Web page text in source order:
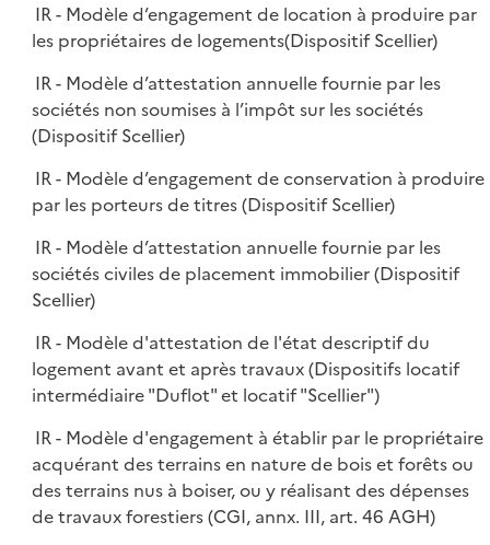
IR - Modèle d’engagement de location à produire par
les propriétaires de logements(Dispositif Scellier)
IR - Modèle d’attestation annuelle fournie par les
sociétés non soumises à l’impôt sur les sociétés
(Dispositif Scellier)
IR - Modèle d’engagement de conservation à produire
par les porteurs de titres (Dispositif Scellier)
IR - Modèle d’attestation annuelle fournie par les
sociétés civiles de placement immobilier (Dispositif
Scellier)
IR - Modèle d'attestation de l'état descriptif du
logement avant et après travaux (Dispositifs locatif
intermédiaire "Duflot" et locatif "Scellier")
IR - Modèle d'engagement à établir par le propriétaire
acquérant des terrains en nature de bois et forêts ou
des terrains nus à boiser, ou y réalisant des dépenses
de travaux forestiers (CGI, annx. III, art. 46 AGH)